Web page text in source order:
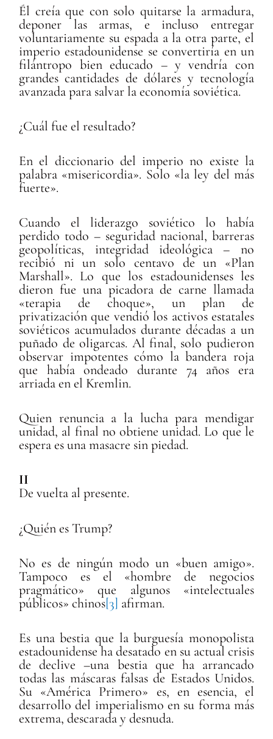
Él creía que con solo quitarse la armadura,
deponer las armas, e incluso entregar
voluntariamente su espada a la otra parte, el
imperio estadounidense se convertiría en un
filántropo bien educado – y vendría con
grandes cantidades de dólares y tecnología
avanzada para salvar la economía soviética.
¿Cuál fue el resultado?
En el diccionario del imperio no existe la
palabra «misericordia». Solo «la ley del más
fuerte».
Cuando el liderazgo soviético lo había
perdido todo – seguridad nacional, barreras
geopolíticas, integridad ideológica – no
recibió ni un solo centavo de un «Plan
Marshall». Lo que los estadounidenses les
dieron fue una picadora de carne llamada
«terapia de choque», un plan de
privatización que vendió los activos estatales
soviéticos acumulados durante décadas a un
puñado de oligarcas. Al final, solo pudieron
observar impotentes cómo la bandera roja
que había ondeado durante 74 años era
arriada en el Kremlin.
Quien renuncia a la lucha para mendigar
unidad, al final no obtiene unidad. Lo que le
espera es una masacre sin piedad.
II
De vuelta al presente.
¿Quién es Trump?
No es de ningún modo un «buen amigo».
Tampoco es el «hombre de negocios
pragmático» que algunos «intelectuales
públicos» chinos[3] afirman.
Es una bestia que la burguesía monopolista
estadounidense ha desatado en su actual crisis
de declive –una bestia que ha arrancado
todas las máscaras falsas de Estados Unidos.
Su «América Primero» es, en esencia, el
desarrollo del imperialismo en su forma más
extrema, descarada y desnuda.